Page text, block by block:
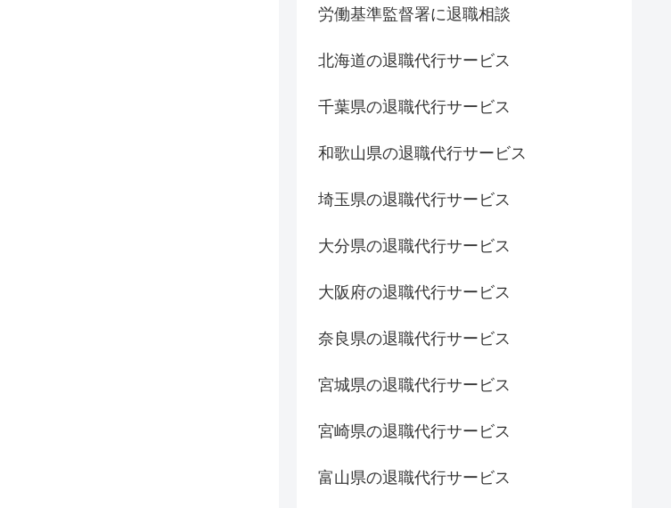
労働基準監督署に退職相談
北海道の退職代行サービス
千葉県の退職代行サービス
和歌山県の退職代行サービス
埼玉県の退職代行サービス
大分県の退職代行サービス
大阪府の退職代行サービス
奈良県の退職代行サービス
宮城県の退職代行サービス
宮崎県の退職代行サービス
富山県の退職代行サービス